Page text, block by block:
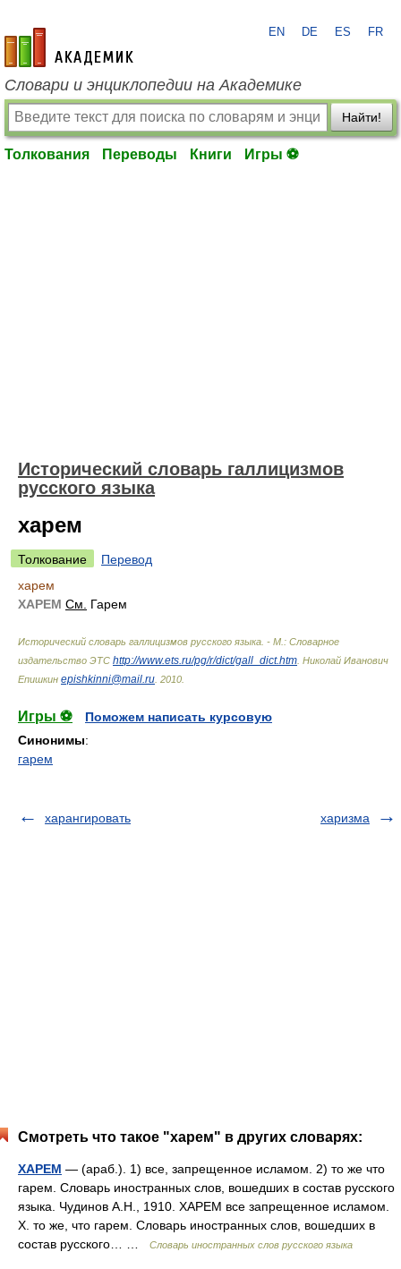
academic.ru
EN DE ES FR
Словари и энциклопедии на Академике
Найти!
Толкования Переводы Книги Игры ⚽
Исторический словарь галлицизмов
русского языка
харем
Толкование
Перевод
харем
ХАРЕМ См. Гарем
Исторический словарь галлицизмов русского языка. - М.: Словарное
издательство ЭТС http://www.ets.ru/pg/r/dict/gall_dict.htm Николай Иванович
Епишкин epishkinni@mail.ru 2010
Игры ⚽
Поможем написать курсовую
Синонимы:
гарем
харангировать харизма
Смотреть что такое "харем" в других словарях:
ХАРЕМ — (араб.). 1) все, запрещенное исламом. 2) то же что
гарем. Словарь иностранных слов, вошедших в состав русского
языка. Чудинов А.Н., 1910. ХАРЕМ все запрещенное исламом.
Х. то же, что гарем. Словарь иностранных слов, вошедших в
состав русского… …
Словарь иностранных слов русского языка